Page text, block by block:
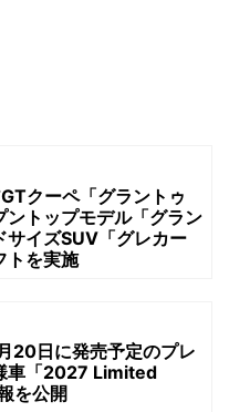
クーペ「グラントゥ
ントップモデル「グラン
サイズSUV「グレカー
トを実施
20日に発売予定のプレ
車「2027 Limited
を公開